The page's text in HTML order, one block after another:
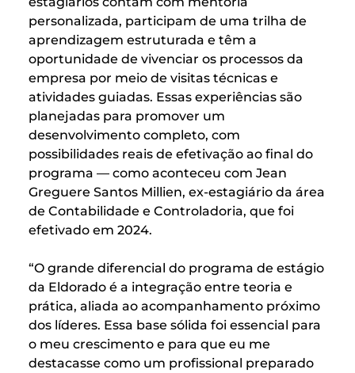
personalizada, participam de uma trilha de
aprendizagem estruturada e têm a
oportunidade de vivenciar os processos da
empresa por meio de visitas técnicas e
atividades guiadas. Essas experiências são
planejadas para promover um
desenvolvimento completo, com
possibilidades reais de efetivação ao final do
programa — como aconteceu com Jean
Greguere Santos Millien, ex-estagiário da área
de Contabilidade e Controladoria, que foi
efetivado em 2024.
“O grande diferencial do programa de estágio
da Eldorado é a integração entre teoria e
prática, aliada ao acompanhamento próximo
dos líderes. Essa base sólida foi essencial para
o meu crescimento e para que eu me
destacasse como um profissional preparado